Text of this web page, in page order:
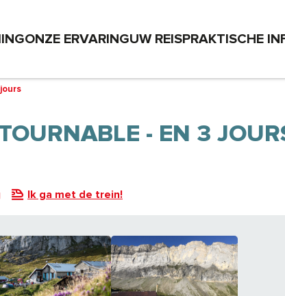
ONZE ERVARINGUW REISPRAKTISCHE
- EN 3
Ik ga met de trein!